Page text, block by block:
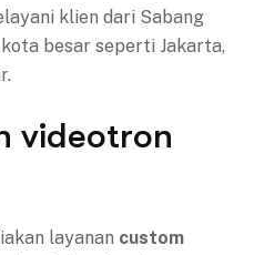
klien dari Sabang
besar seperti Jakarta,
videotron
layanan custom